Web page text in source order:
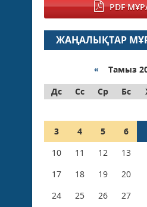
PDF
ЖАҢАЛЫҚТАР
« Тамыз
Дс
Сс Ср Бс
3
4 5 6
10
11 12 13
17
18 19 20
24
25 26 27